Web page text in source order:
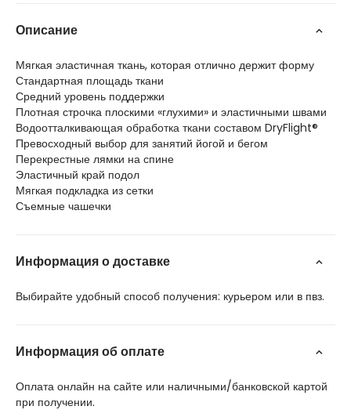
Описание
Мягкая эластичная ткань, которая отлично держит форму
Стандартная площадь ткани
Средний уровень поддержки
Плотная строчка плоскими «глухими» и эластичными швами
Водоотталкивающая обработка ткани составом DryFlight®
Превосходный выбор для занятий йогой и бегом
Перекрестные лямки на спине
Эластичный край подол
Мягкая подкладка из сетки
Съемные чашечки
Информация о доставке
Выбирайте удобный способ получения: курьером или в пвз.
Информация об оплате
Оплата онлайн на сайте или наличными/банковской картой
при получении.